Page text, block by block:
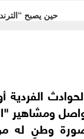
الفردية
ومشاهير
وطنٍ له